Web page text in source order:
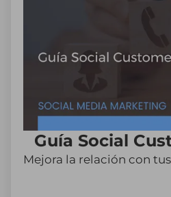
Guía Social
Mejora la relación con